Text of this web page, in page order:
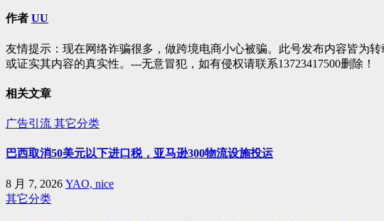
导
作者 UU
友情提示：现在网络诈骗很多，做跨境电商小心被骗。此号发布内容皆为
或证实其内容的真实性。---无意冒犯，如有侵权请联系13723417500删除！
相关文章
广告引流 其它分类
巴西取消50美元以下进口税，亚马逊300物流设施投运
8 月 7, 2026 YAO, nice
其它分类